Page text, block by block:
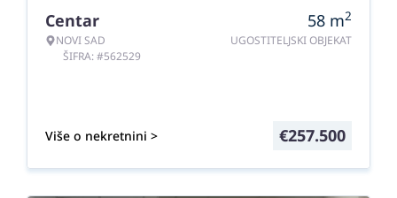
Centar
NOVI SAD
ŠIFRA: #562529
58 m2
UGOSTITELJSKI OBJEKAT
Više o nekretnini > €257.500